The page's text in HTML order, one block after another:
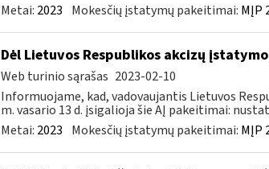
Metai: 2023 Mokesčių įstatymų pakeitimai: MĮP
Dėl Lietuvos Respublikos akcizų
Web turinio sąrašas 2023-02-10
Informuojame, kad, vadovaujantis Lietuvos
m. vasario 13 d. įsigalioja šie AĮ pakeitimai:
Metai: 2023 Mokesčių įstatymų pakeitimai: MĮP